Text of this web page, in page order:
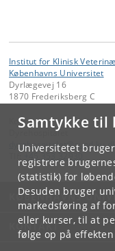
Samtykke til
Universitetet
registrere
(statistik) for
Desuden bruger
markedsføring af
eller kurser, til at
følge op på
Institut for Klinisk
Københavns Universitet
Dyrlægevej 16
1870 Frederiksberg C
Kontakt:
Dyrehospitalet
dyrehospitalet@sund.ku.dk
KØBENHAVNS
KONTAKT